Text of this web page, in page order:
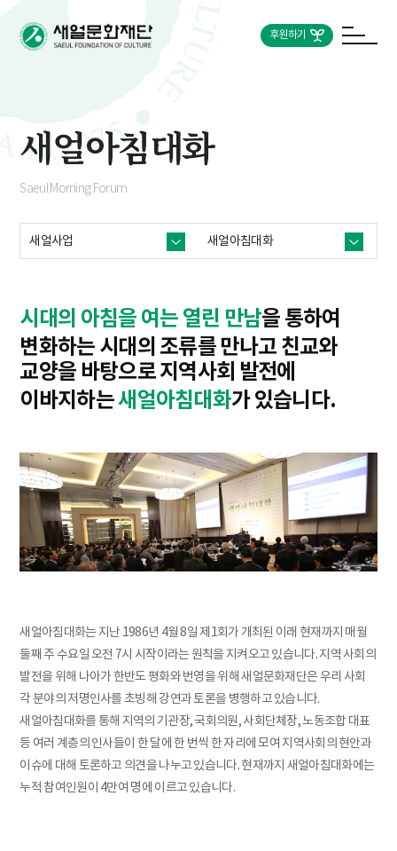
후원하기
새얼아침대화
Saeul Morning Forum
새얼사업 새얼아침대화
시대의 아침을 여는 열린 만남을 통하여
변화하는 시대의 조류를 만나고 친교와
교양을 바탕으로지역사회 발전에
이바지하는새얼아침대화가 있습니다.
새얼아침대화는 지난 1986년 4월 8일 제1회가 개최된 이래 현재까지 매월
둘째 주 수요일 오전 7시 시작이라는 원칙을 지켜오고 있습니다. 지역 사회의
발전을 위해 나아가 한반도 평화와 번영을 위해 새얼문화재단은 우리 사회
각 분야의 저명인사를 초빙해 강연과 토론을 병행하고 있습니다.
새얼아침대화를 통해 지역의 기관장, 국회의원, 사회단체장, 노동조합 대표
등 여러 계층의 인사들이 한 달에 한 번씩 한 자리에 모여 지역사회의 현안과
이슈에 대해 토론하고 의견을 나누고 있습니다. 현재까지 새얼아침대화에는
누적 참여인원이 4만여 명에 이르고 있습니다.